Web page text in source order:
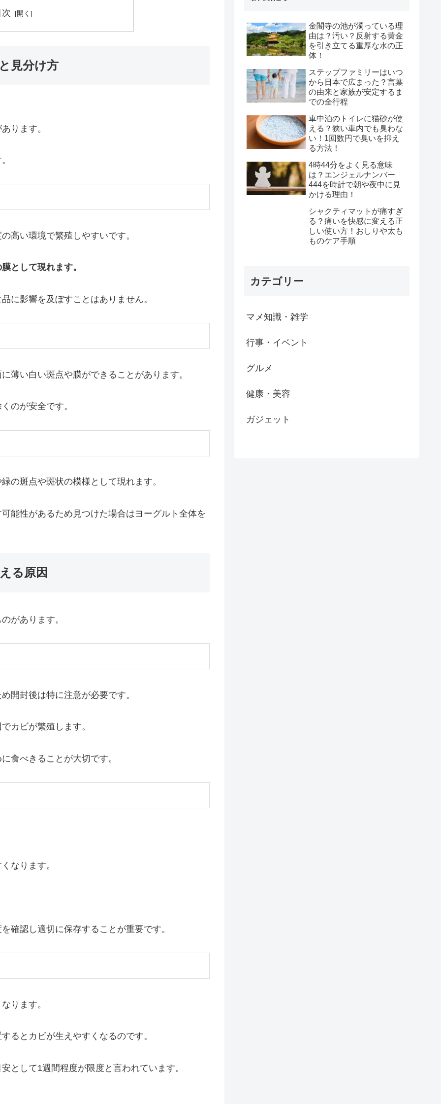
見分け方
ります。
高い環境で繁殖しやすいです。
として現れます。
に影響を及ぼすことはありません。
薄い白い斑点や膜ができることがあります。
のが安全です。
の斑点や斑状の模様として現れます。
能性があるため見つけた場合はヨーグルト全体を
る原因
があります。
開封後は特に注意が必要です。
カビが繁殖します。
食べきることが大切です。
なります。
確認し適切に保存することが重要です。
ります。
るとカビが生えやすくなるのです。
として1週間程度が限度と言われています。
金閣寺の池が濁っている理
由は？汚い？反射する黄金
を引き立てる重厚な水の正
体！
ステップファミリーはいつ
から日本で広まった？言葉
の由来と家族が安定するま
での全行程
車中泊のトイレに猫砂が使
える？狭い車内でも臭わな
い！1回数円で臭いを抑え
る方法！
4時44分をよく見る意味
は？エンジェルナンバー
444を時計で朝や夜中に見
かける理由！
シャクティマットが痛すぎ
る？痛いを快感に変える正
しい使い方！おしりや太も
ものケア手順
カテゴリー
マメ知識・雑学
行事・イベント
グルメ
健康・美容
ガジェット